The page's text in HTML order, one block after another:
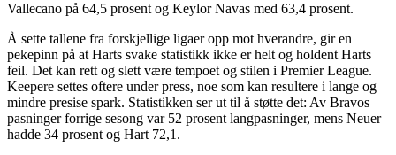
Vallecano på 64,5 prosent og Keylor Navas med 63,4 prosent.
Å sette tallene fra forskjellige ligaer opp mot hverandre, gir en
pekepinn på at Harts svake statistikk ikke er helt og holdent Harts
feil. Det kan rett og slett være tempoet og stilen i Premier League.
Keepere settes oftere under press, noe som kan resultere i lange og
mindre presise spark. Statistikken ser ut til å støtte det: Av Bravos
pasninger forrige sesong var 52 prosent langpasninger, mens Neuer
hadde 34 prosent og Hart 72,1.